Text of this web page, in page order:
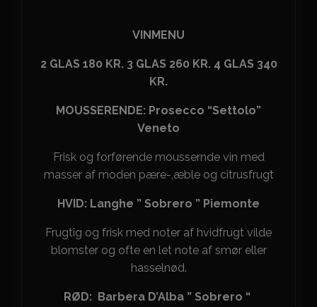
VINMENU
2 GLAS 180 KR. 3 GLAS 260 KR. 4 GLAS 340
KR.
MOUSSERENDE: Prosecco “Settolo”
Veneto
Frisk og forførende moussernde vin med
masser af moden pære-,æble og citrusfrugt
HVID: Langhe ” Sobrero ” Piemonte
Frugtig og frisk med noter af hvidfrugt vilde
blomster og ofte en let note af smør eller
hasselnød.
RØD: Barbera D’Alba ” Sobrero “